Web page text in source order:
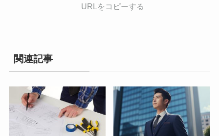
URLをコピーする
関連記事